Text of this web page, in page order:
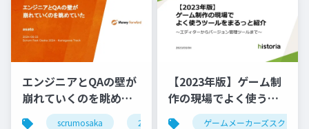
エンジニアとQAの壁が
崩れていくのを眺めて
いた #scrumosaka
scrumosaka 2024 scrum agile
【2023年版】ゲーム制
作の現場でよく使うツ
ールをまるっと紹介
ゲームメーカーズスクラン